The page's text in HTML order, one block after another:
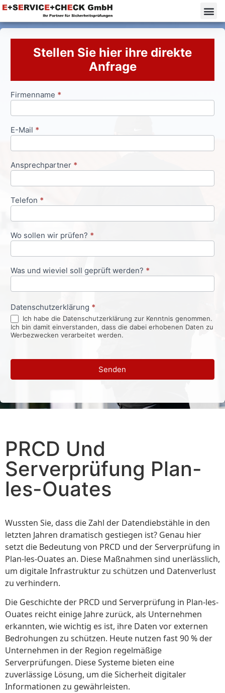
Stellen Sie hier ihre direkte
Anfrage
Anfrageformular
Firmenname *
E-Mail *
Ansprechpartner *
Telefon *
Wo sollen wir prüfen? *
Was und wieviel soll geprüft werden? *
Datenschutzerklärung *
Ich habe die Datenschutzerklärung zur Kenntnis genommen.
Ich bin damit einverstanden, dass die dabei erhobenen Daten zu
Werbezwecken verarbeitet werden.
Senden
PRCD Und
Serverprüfung Plan-
les-Ouates
Wussten Sie, dass die Zahl der Datendiebstähle in den
letzten Jahren dramatisch gestiegen ist? Genau hier
setzt die Bedeutung von PRCD und der Serverprüfung in
Plan-les-Ouates an. Diese Maßnahmen sind unerlässlich,
um digitale Infrastruktur zu schützen und Datenverlust
zu verhindern.
Die Geschichte der PRCD und Serverprüfung in Plan-les-
Ouates reicht einige Jahre zurück, als Unternehmen
erkannten, wie wichtig es ist, ihre Daten vor externen
Bedrohungen zu schützen. Heute nutzen fast 90 % der
Unternehmen in der Region regelmäßige
Serverprüfungen. Diese Systeme bieten eine
zuverlässige Lösung, um die Sicherheit digitaler
Informationen zu gewährleisten.